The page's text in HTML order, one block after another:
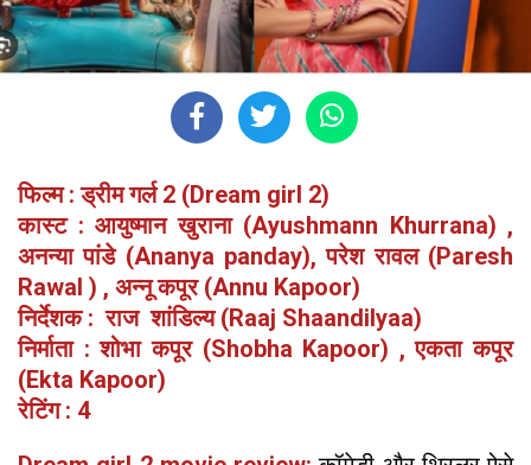
फिल्म : ड्रीम गर्ल 2 (Dream girl 2)
कास्ट : आयुष्मान खुराना (Ayushmann Khurrana) ,
अनन्या पांडे (Ananya panday), परेश रावल (Paresh
Rawal ) , अन्नू कपूर (Annu Kapoor)
निर्देशक : राज शांडिल्य (Raaj Shaandilyaa)
निर्माता : शोभा कपूर (Shobha Kapoor) , एकता कपूर
(Ekta Kapoor)
रेटिंग : 4